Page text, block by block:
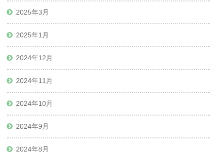
2025年3月
2025年1月
2024年12月
2024年11月
2024年10月
2024年9月
2024年8月